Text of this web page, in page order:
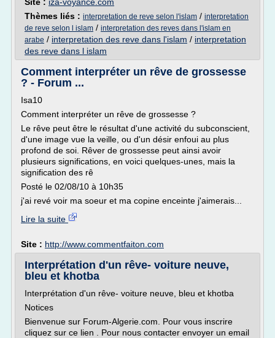
Thèmes liés : interpretation de reve selon l'islam / interpretation
de reve selon l islam / interpretation des reves dans l'islam en
arabe / interpretation des reve dans l'islam / interpretation
des reve dans l islam
Comment interpréter un rêve de grossesse
? - Forum ...
Isa10
Comment interpréter un rêve de grossesse ?
Le rêve peut être le résultat d'une activité du subconscient,
d'une image vue la veille, ou d'un désir enfoui au plus
profond de soi. Rêver de grossesse peut ainsi avoir
plusieurs significations, en voici quelques-unes, mais la
signification des rê
Posté le 02/08/10 à 10h35
j'ai revé voir ma soeur et ma copine enceinte j'aimerais...
Lire la suite
Site : http://www.commentfaiton.com
Interprétation d'un rêve- voiture neuve,
bleu et khotba
Interprétation d'un rêve- voiture neuve, bleu et khotba
Notices
Bienvenue sur Forum-Algerie.com. Pour vous inscrire
cliquez sur ce lien . Pour nous contacter envoyer un email